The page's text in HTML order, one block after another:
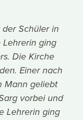
Schüler in
Lehrerin ging
Die Kirche
Einer nach
Mann geliebt
vorbei und
Lehrerin ging